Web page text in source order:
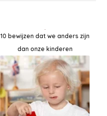
10 bewijzen dat we anders zijn
dan onze kinderen